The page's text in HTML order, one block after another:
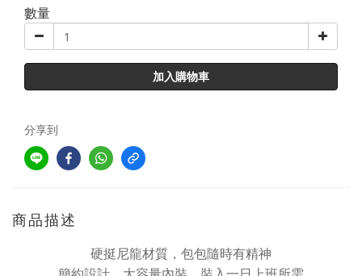
數量
加入購物車
分享到
商品描述
硬挺尼龍材質，包包隨時有精神